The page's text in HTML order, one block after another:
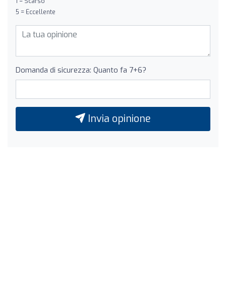
5 = Eccellente
Domanda di sicurezza: Quanto fa 7+6?
Invia opinione